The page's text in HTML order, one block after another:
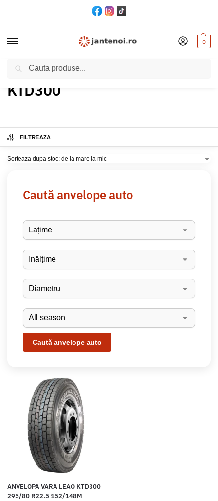
0
Acasă Produs Model / KTD300
KTD300
FILTREAZA
Caută anvelope auto
ANVELOPA VARA LEAO KTD300
295/80 R22.5 152/148M